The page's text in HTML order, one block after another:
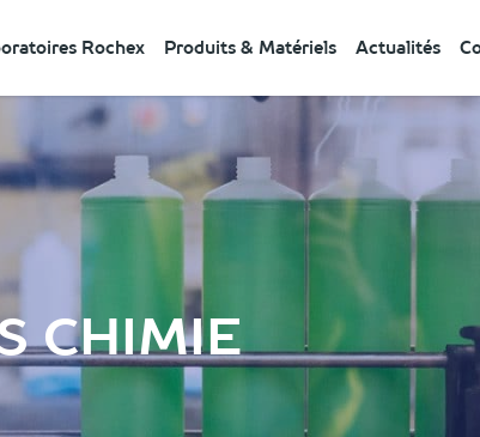
Rochex Produits & Matériels Actualités
CHIMIE